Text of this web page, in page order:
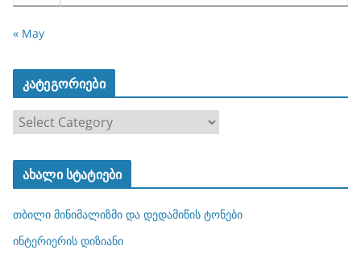
« May
კატეგორიები
ტ
ო
რ
ახალი სტატიები
თბილი მინიმალიზმი და დედამიწის ტონები
ინტერიერის დიზიანი